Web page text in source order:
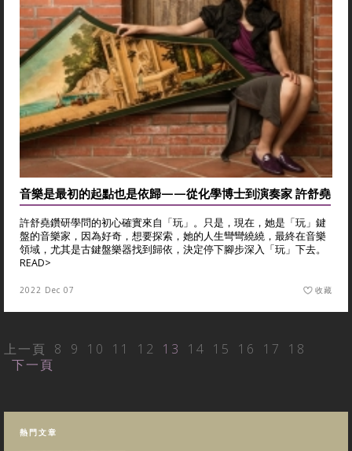
音樂是最初的起點也是依歸——從化學博士到演奏家 許舒堯
許舒堯鑽研學問的初心確實來自「玩」。只是，現在，她是「玩」鍵
盤的音樂家，因為好奇，想要探索，她的人生彎彎繞繞，最終在音樂
領域，尤其是古鍵盤樂器找到歸依，決定停下腳步深入「玩」下去。
READ>
2022 Dec 07 收藏
上一頁 8 9 10 11 12 13 14 15 16 17
18
下一頁
熱門文章